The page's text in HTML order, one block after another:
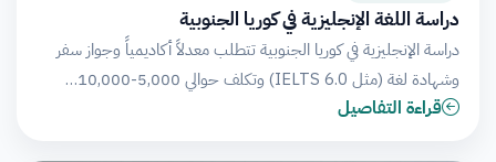
دراسة اللغة الإنجليزية في كوريا الجنوبية
دراسة الإنجليزية في كوريا الجنوبية تتطلب معدلاً أكاديمياً وجواز سفر
وشهادة لغة (مثل IELTS 6.0) وتكلف حوالي 5,000-10,000…
قراءة التفاصيل